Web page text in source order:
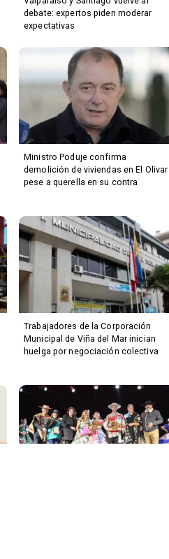
debate: expertos piden moderar
expectativas
Ministro Poduje confirma
demolición de viviendas en El Olivar
pese a querella en su contra
Trabajadores de la Corporación
Municipal de Viña del Mar inician
huelga por negociación colectiva